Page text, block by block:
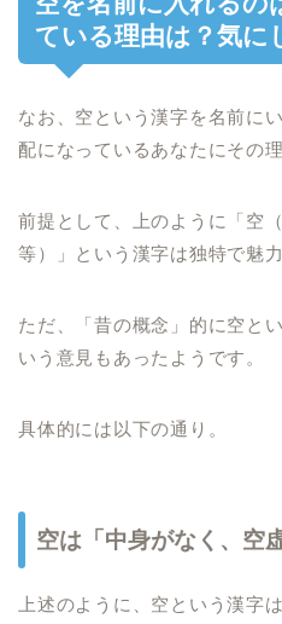
ている理由は？気に
なお、空という漢字を名前に
配になっているあなたにその
前提として、上のように「空
等）」という漢字は独特で魅
ただ、「昔の概念」的に空と
いう意見もあったようです。
具体的には以下の通り。
空は「中身がなく、空
上述のように、空という漢字